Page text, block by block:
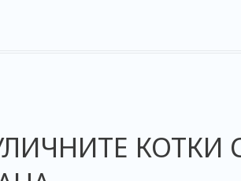
КОТКИ